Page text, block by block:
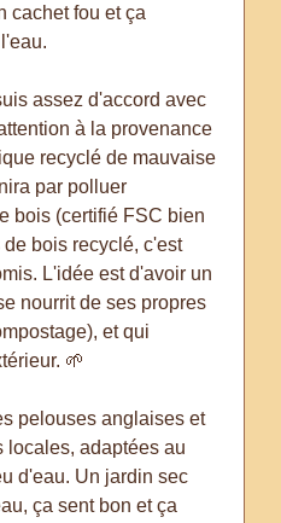
cachet fou et ça
assez d'accord avec
à la provenance
recyclé de mauvaise
par polluer
bois (certifié FSC bien
bois recyclé, c'est
L'idée est d'avoir un
nourrit de ses propres
et qui
🌱
pelouses anglaises et
locales, adaptées au
d'eau. Un jardin sec
ça sent bon et ça